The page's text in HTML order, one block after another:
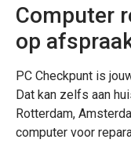
Computer
op
PC Checkpunt is
Dat kan zelfs aan
Rotterdam,
computer voor